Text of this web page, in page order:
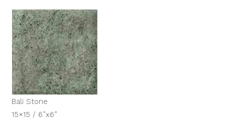
Bali Stone
15×15 / 6”x6”